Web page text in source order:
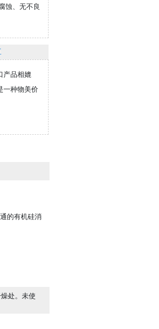
依据原水水质1
蚀、无不良
产品相媲
一种物美价
的有机硅消
处。未使